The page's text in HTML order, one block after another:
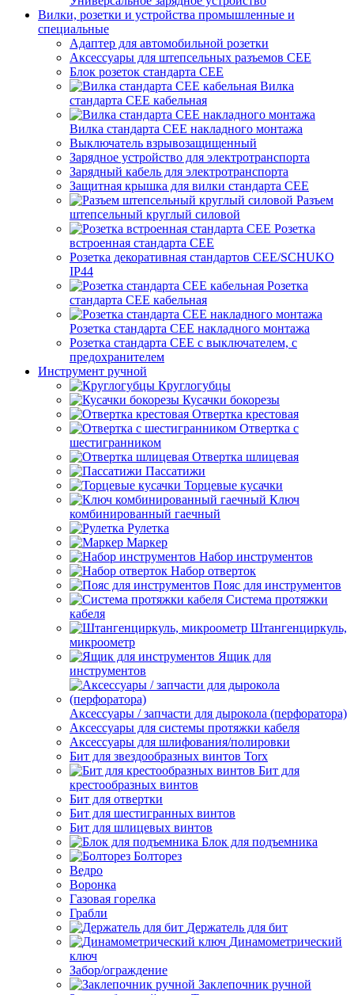
Вилки, розетки и устройства промышленные и
специальные
Адаптер для автомобильной розетки
Аксессуары для штепсельных разъемов CEE
Блок розеток стандарта CEE
Вилка
стандарта CEE кабельная
Вилка стандарта CEE накладного монтажа
Выключатель взрывозащищенный
Зарядное устройство для электротранспорта
Зарядный кабель для электротранспорта
Защитная крышка для вилки стандарта CEE
Разъем
штепсельный круглый силовой
Розетка
встроенная стандарта CEE
Розетка декоративная стандартов CEE/SCHUKO
IP44
Розетка
стандарта СЕЕ кабельная
Розетка стандарта СЕЕ накладного монтажа
Розетка стандарта СЕЕ с выключателем, с
предохранителем
Инструмент ручной
Круглогубцы
Кусачки бокорезы
Отвертка крестовая
Отвертка с
шестигранником
Отвертка шлицевая
Пассатижи
Торцевые кусачки
Ключ
комбинированный гаечный
Рулетка
Маркер
Набор инструментов
Набор отверток
Пояс для инструментов
Система протяжки
кабеля
Штангенциркуль,
микроометр
Ящик для
инструментов
Аксессуары / запчасти для дырокола (перфоратора)
Аксессуары для системы протяжки кабеля
Аксессуары для шлифования/полировки
Бит для звездообразных винтов Torx
Бит для
крестообразных винтов
Бит для отвертки
Бит для шестигранных винтов
Бит для шлицевых винтов
Блок для подъемника
Болторез
Ведро
Воронка
Газовая горелка
Грабли
Держатель для бит
Динамометрический
ключ
Забор/ограждение
Заклепочник ручной